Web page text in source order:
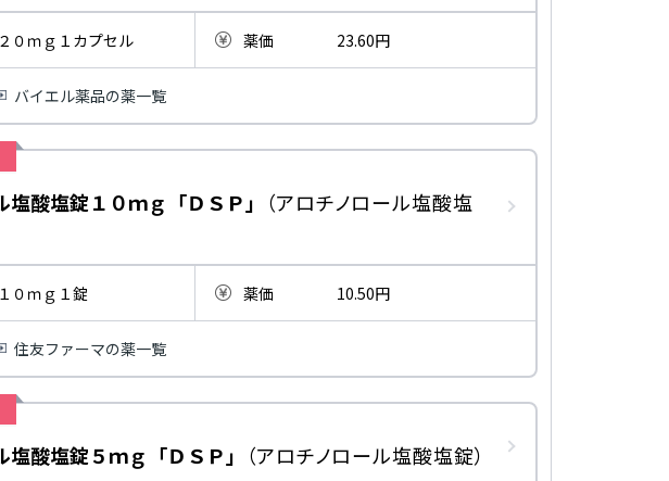
２０ｍｇ１カプセル 薬価 23.60円
バイエル薬品の薬一覧
塩酸塩錠１０ｍｇ「ＤＳＰ」 （アロチノロール塩酸塩
１０ｍｇ１錠 薬価 10.50円
住友ファーマの薬一覧
塩酸塩錠５ｍｇ「ＤＳＰ」 （アロチノロール塩酸塩錠）